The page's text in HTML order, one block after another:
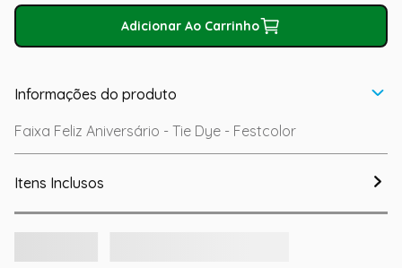
Adicionar Ao Carrinho
Informações do produto
Faixa Feliz Aniversário - Tie Dye - Festcolor
Itens Inclusos